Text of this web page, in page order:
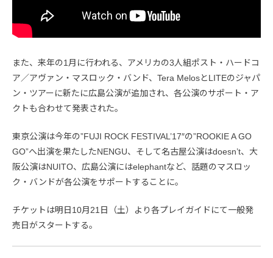
また、来年の1月に行われる、アメリカの3人組ポスト・ハードコ
ア／アヴァン・マスロック・バンド、Tera MelosとLITEのジャパ
ン・ツアーに新たに広島公演が追加され、各公演のサポート・ア
クトも合わせて発表された。
東京公演は今年の”FUJI ROCK FESTIVAL’17″の”ROOKIE A GO
GO”へ出演を果たしたNENGU、そして名古屋公演はdoesn’t、大
阪公演はNUITO、広島公演にはelephantなど、話題のマスロッ
ク・バンドが各公演をサポートすることに。
チケットは明日10月21日（土）より各プレイガイドにて一般発
売日がスタートする。